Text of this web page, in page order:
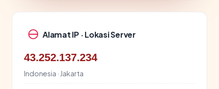
Alamat IP · Lokasi Server
43.252.137.234
Indonesia · Jakarta